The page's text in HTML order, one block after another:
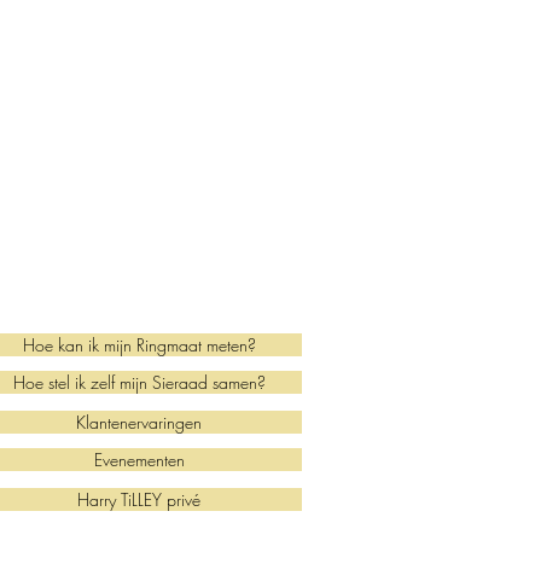
Hoe kan ik mijn Ringmaat meten?
Hoe stel ik zelf mijn Sieraad samen?
Klantenervaringen
Evenementen
Harry TiLLEY privé